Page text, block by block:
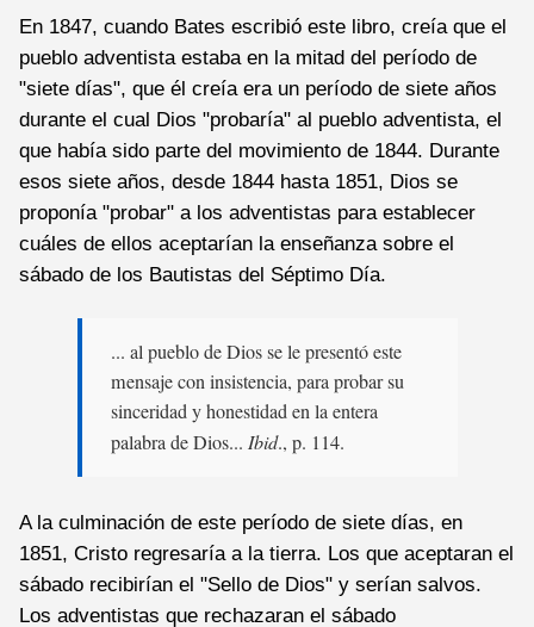
En 1847, cuando Bates escribió este libro, creía que el
pueblo adventista estaba en la mitad del período de
"siete días", que él creía era un período de siete años
durante el cual Dios "probaría" al pueblo adventista, el
que había sido parte del movimiento de 1844. Durante
esos siete años, desde 1844 hasta 1851, Dios se
proponía "probar" a los adventistas para establecer
cuáles de ellos aceptarían la enseñanza sobre el
sábado de los Bautistas del Séptimo Día.
... al pueblo de Dios se le presentó este
mensaje con insistencia, para probar su
sinceridad y honestidad en la entera
palabra de Dios... Ibid., p. 114.
A la culminación de este período de siete días, en
1851, Cristo regresaría a la tierra. Los que aceptaran el
sábado recibirían el "Sello de Dios" y serían salvos.
Los adventistas que rechazaran el sábado